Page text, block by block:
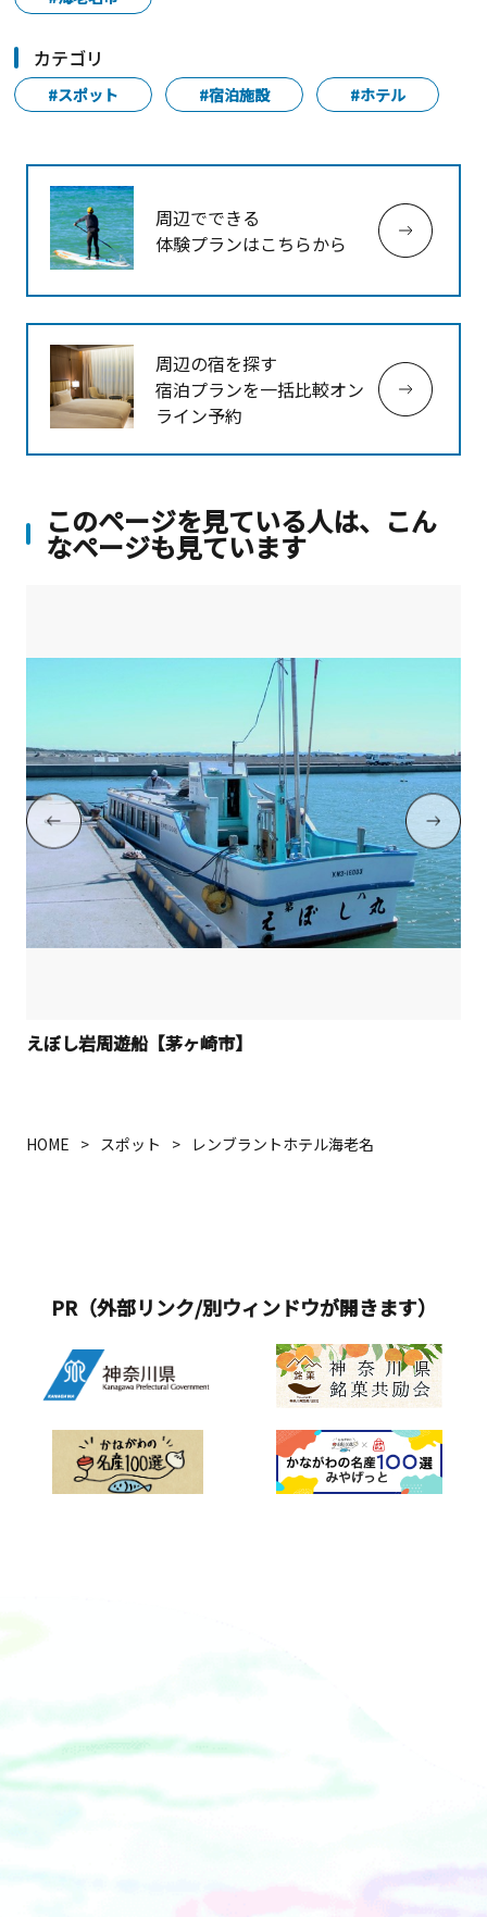
カテゴリ
#スポット #宿泊施設 #ホテル
周辺でできる
体験プランはこちらから
周辺の宿を探す
宿泊プランを一括比較オン
ライン予約
このページを見ている人は、こん
なページも見ています
えぼし岩周遊船【茅ヶ崎市】
HOME スポット レンブラントホテル海老名
PR（外部リンク/別ウィンドウが開きます）